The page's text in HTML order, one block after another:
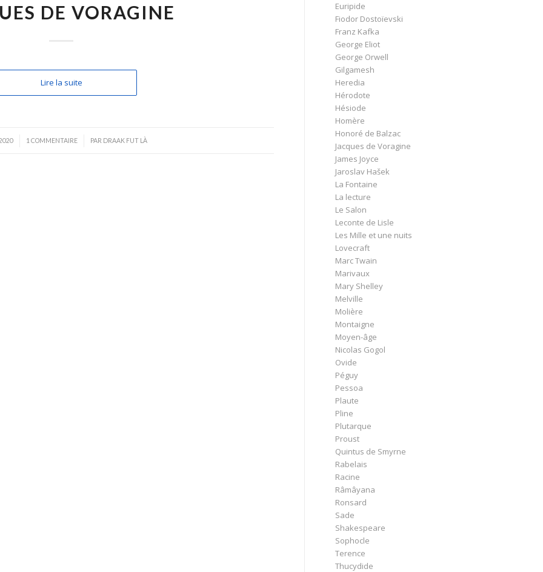
DE VORAGINE
Lire la suite
1 COMMENTAIRE
/ PAR DRAAK FUT LÀ
Euripide
Fiodor Dostoïevski
Franz Kafka
George Eliot
George Orwell
Gilgamesh
Heredia
Hérodote
Hésiode
Homère
Honoré de Balzac
Jacques de Voragine
James Joyce
Jaroslav Hašek
La Fontaine
La lecture
Le Salon
Leconte de Lisle
Les Mille et une nuits
Lovecraft
Marc Twain
Marivaux
Mary Shelley
Melville
Molière
Montaigne
Moyen-âge
Nicolas Gogol
Ovide
Péguy
Pessoa
Plaute
Pline
Plutarque
Proust
Quintus de Smyrne
Rabelais
Racine
Râmâyana
Ronsard
Sade
Shakespeare
Sophocle
Terence
Thucydide